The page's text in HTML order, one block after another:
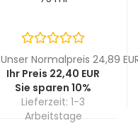
Unser Normalpreis 24,89
Ihr Preis 22,40 EUR
Sie sparen 10%
Lieferzeit: 1-3
Arbeitstage